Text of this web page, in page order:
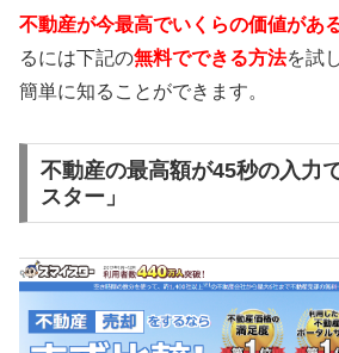
不動産が今最高でいくらの価値があ
るには下記の無料でできる方法を試
簡単に知ることができます。
不動産の最高額が45秒の入力
スター」